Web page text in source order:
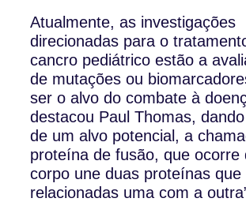
Atualmente, as investigações
direcionadas para o
cancro pediátrico estão a
de mutações ou
ser o alvo do combate à
destacou Paul Thomas,
de um alvo potencial, a
proteína de fusão, que ocorre
corpo une duas proteínas que
relacionadas uma com a